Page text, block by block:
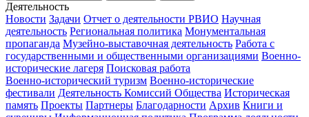
Деятельность
Новости Задачи Отчет о деятельности РВИО Научная
деятельность Региональная политика Монументальная
пропаганда Музейно-выставочная деятельность Работа с
государственными и общественными организациями Военно-
исторические лагеря Поисковая работа
Военно-исторический туризм Военно-исторические
фестивали Деятельность Комиссий Общества Историческая
память Проекты Партнеры Благодарности Архив Книги и